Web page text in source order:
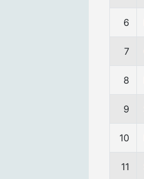
6
7
8
9
10
11